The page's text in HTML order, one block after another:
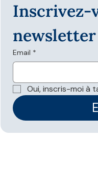
Inscrivez-
newsletter
Email *
Oui, inscris-moi à